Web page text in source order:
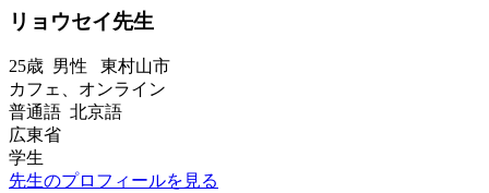
リョウセイ先生
25歳 男性 東村山市
カフェ、オンライン
普通語 北京語
広東省
学生
先生のプロフィールを見る